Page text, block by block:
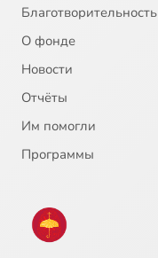
О фонде
Новости
Отчёты
Им помогли
Программы